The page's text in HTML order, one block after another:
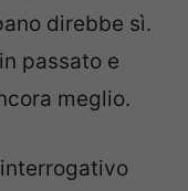
direbbe sì.
passato e
meglio.